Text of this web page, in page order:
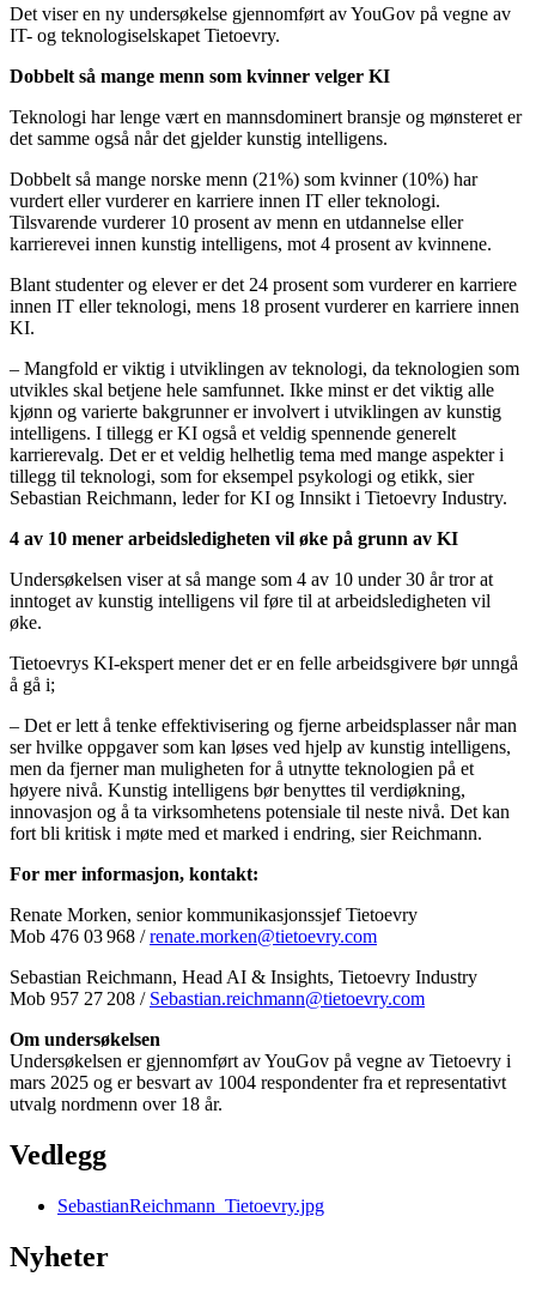
Det viser en ny undersøkelse gjennomført av YouGov på vegne av
IT- og teknologiselskapet Tietoevry.
Dobbelt så mange menn som kvinner velger KI
Teknologi har lenge vært en mannsdominert bransje og mønsteret er
det samme også når det gjelder kunstig intelligens.
Dobbelt så mange norske menn (21%) som kvinner (10%) har
vurdert eller vurderer en karriere innen IT eller teknologi.
Tilsvarende vurderer 10 prosent av menn en utdannelse eller
karrierevei innen kunstig intelligens, mot 4 prosent av kvinnene.
Blant studenter og elever er det 24 prosent som vurderer en karriere
innen IT eller teknologi, mens 18 prosent vurderer en karriere innen
KI.
– Mangfold er viktig i utviklingen av teknologi, da teknologien som
utvikles skal betjene hele samfunnet. Ikke minst er det viktig alle
kjønn og varierte bakgrunner er involvert i utviklingen av kunstig
intelligens. I tillegg er KI også et veldig spennende generelt
karrierevalg. Det er et veldig helhetlig tema med mange aspekter i
tillegg til teknologi, som for eksempel psykologi og etikk, sier
Sebastian Reichmann, leder for KI og Innsikt i Tietoevry Industry.
4 av 10 mener arbeidsledigheten vil øke på grunn av KI
Undersøkelsen viser at så mange som 4 av 10 under 30 år tror at
inntoget av kunstig intelligens vil føre til at arbeidsledigheten vil
øke.
Tietoevrys KI-ekspert mener det er en felle arbeidsgivere bør unngå
å gå i;
– Det er lett å tenke effektivisering og fjerne arbeidsplasser når man
ser hvilke oppgaver som kan løses ved hjelp av kunstig intelligens,
men da fjerner man muligheten for å utnytte teknologien på et
høyere nivå. Kunstig intelligens bør benyttes til verdiøkning,
innovasjon og å ta virksomhetens potensiale til neste nivå. Det kan
fort bli kritisk i møte med et marked i endring, sier Reichmann.
For mer informasjon, kontakt:
Renate Morken, senior kommunikasjonssjef Tietoevry
Mob 476 03 968 /renate.morken@tietoevry.com
Sebastian Reichmann, Head AI & Insights, Tietoevry Industry
Mob 957 27 208 / Sebastian.reichmann@tietoevry.com
Om undersøkelsen
Undersøkelsen er gjennomført av YouGov på vegne av Tietoevry i
mars 2025 og er besvart av 1004 respondenter fra et representativt
utvalg nordmenn over 18 år.
Vedlegg
SebastianReichmann_Tietoevry.jpg
Nyheter